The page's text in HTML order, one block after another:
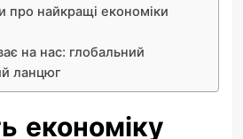
про найкращі економіки
на нас: глобальний
ланцюг
економіку